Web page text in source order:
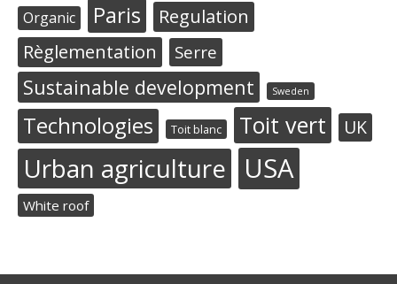
Organic Paris
Regulation
Règlementation
Serre
Sustainable development Sweden
Technologies Toit blanc Toit vert UK
Urban agriculture USA
White roof